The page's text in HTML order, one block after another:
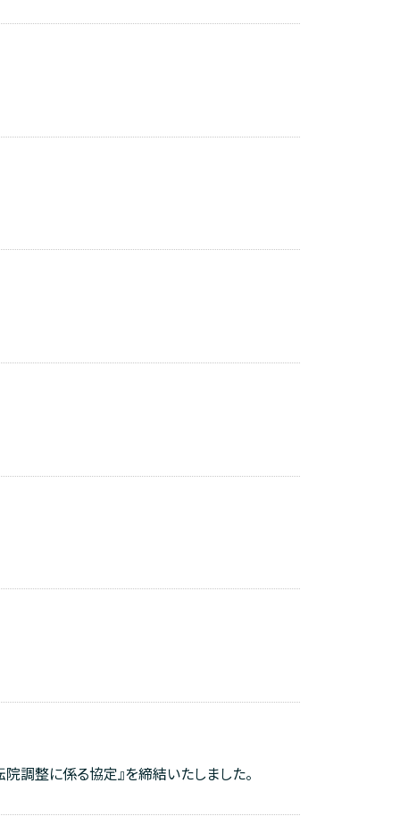
調整に係る協定』を締結いたしました。